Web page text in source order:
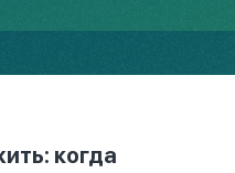
когда